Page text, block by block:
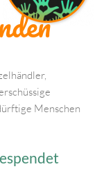
Menschen